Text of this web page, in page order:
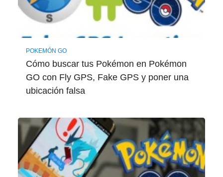
POKEMÓN GO
Cómo buscar tus Pokémon en Pokémon
GO con Fly GPS, Fake GPS y poner una
ubicación falsa